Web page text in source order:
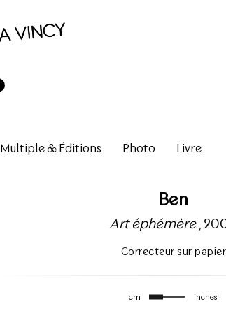
Multiple & Éditions Photo Livre
Ben
Art éphémère,
Correcteur sur papier
cm inches